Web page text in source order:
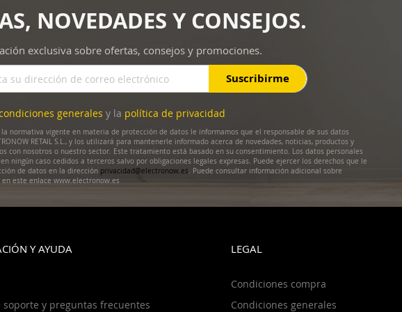
NOVEDADES Y CONSEJOS.
exclusiva sobre ofertas, consejos y promociones.
Suscribirme
generales y la política de privacidad
normativa vigente en materia de protección de datos le informamos que el responsable de sus datos
RETAIL S.L., y los utilizará para mantenerle informado acerca de novedades, noticias, productos y
con nosotros o nuestro sector. Este tratamiento está basado en su consentimiento. Los datos personales
ningún caso cedidos a terceros salvo por obligaciones legales expresas. Puede ejercer los derechos que le
de datos en la dirección privacidad@electronow.es. Puede consultar información adicional sobre
en este enlace www.electronow.es
Y AYUDA
soporte y preguntas frecuentes
LEGAL
Condiciones compra
Condiciones generales